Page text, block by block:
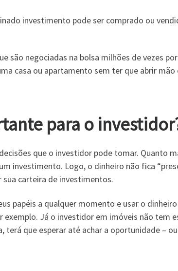
investimento pode ser comprado ou
são negociadas na bolsa milhões de vezes
casa ou apartamento sem ter que abrir mão
para o
que o investidor pode tomar. Quanto
investimento. Logo, o dinheiro não fica
carteira de investimentos.
papéis a qualquer momento e usar o
Já o investidor em imóveis não tem
terá que esperar até achar a oportunidade –